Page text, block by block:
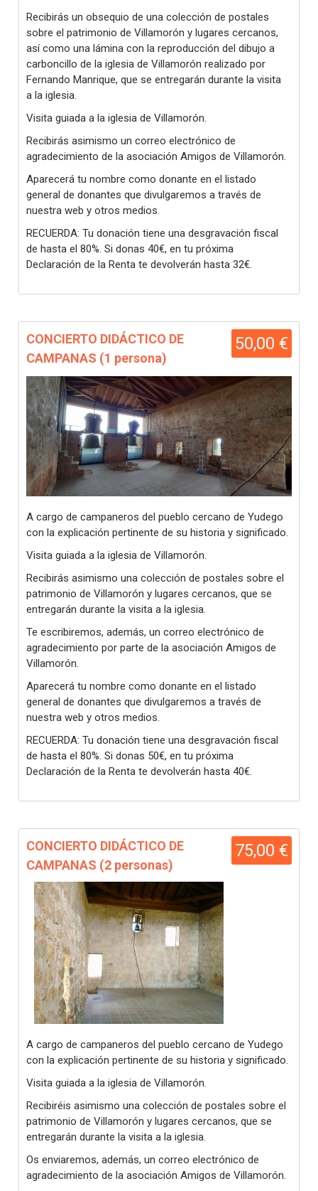
Recibirás un obsequio de una colección de postales
sobre el patrimonio de Villamorón y lugares cercanos,
así como una lámina con la reproducción del dibujo a
carboncillo de la iglesia de Villamorón realizado por
Fernando Manrique, que se entregarán durante la visita
a la iglesia.
Visita guiada a la iglesia de Villamorón.
Recibirás asimismo un correo electrónico de
agradecimiento de la asociación Amigos de Villamorón.
Aparecerá tu nombre como donante en el listado
general de donantes que divulgaremos a través de
nuestra web y otros medios.
RECUERDA: Tu donación tiene una desgravación fiscal
de hasta el 80%. Si donas 40€, en tu próxima
Declaración de la Renta te devolverán hasta 32€.
50,00 €
CONCIERTO DIDÁCTICO DE
CAMPANAS (1 persona)
A cargo de campaneros del pueblo cercano de Yudego
con la explicación pertinente de su historia y significado.
Visita guiada a la iglesia de Villamorón.
Recibirás asimismo una colección de postales sobre el
patrimonio de Villamorón y lugares cercanos, que se
entregarán durante la visita a la iglesia.
Te escribiremos, además, un correo electrónico de
agradecimiento por parte de la asociación Amigos de
Villamorón.
Aparecerá tu nombre como donante en el listado
general de donantes que divulgaremos a través de
nuestra web y otros medios.
RECUERDA: Tu donación tiene una desgravación fiscal
de hasta el 80%. Si donas 50€, en tu próxima
Declaración de la Renta te devolverán hasta 40€.
75,00 €
CONCIERTO DIDÁCTICO DE
CAMPANAS (2 personas)
A cargo de campaneros del pueblo cercano de Yudego
con la explicación pertinente de su historia y significado.
Visita guiada a la iglesia de Villamorón.
Recibiréis asimismo una colección de postales sobre el
patrimonio de Villamorón y lugares cercanos, que se
entregarán durante la visita a la iglesia.
Os enviaremos, además, un correo electrónico de
agradecimiento de la asociación Amigos de Villamorón.